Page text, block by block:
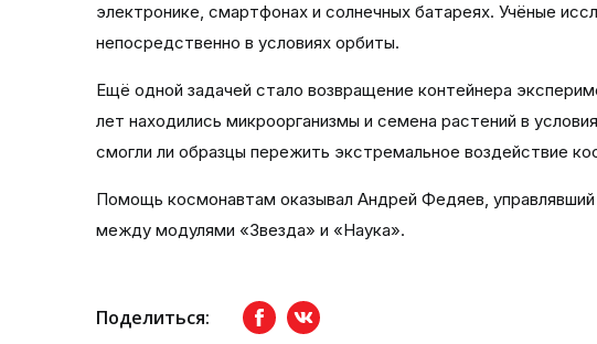
электронике, смартфонах и солнечных батареях. Учёные
непосредственно в условиях орбиты.
Ещё одной задачей стало возвращение контейнера
лет находились микроорганизмы и семена растений в
смогли ли образцы пережить экстремальное воздействие
Помощь космонавтам оказывал Андрей Федяев,
между модулями «Звезда» и «Наука».
Поделиться: FacebookвКонтакте